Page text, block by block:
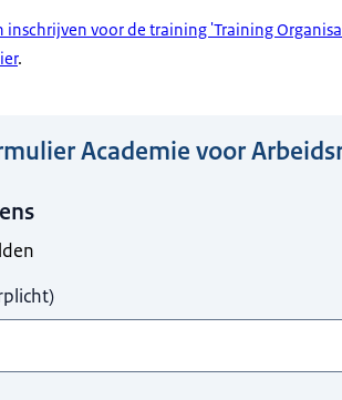
inschrijven voor de training 'Training
.
Academie voor
)
a.u.b.